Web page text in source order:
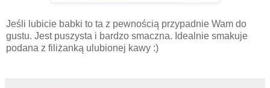
Jeśli lubicie babki to ta z pewnością przypadnie Wam do
gustu. Jest puszysta i bardzo smaczna. Idealnie smakuje
podana z filiżanką ulubionej kawy :)